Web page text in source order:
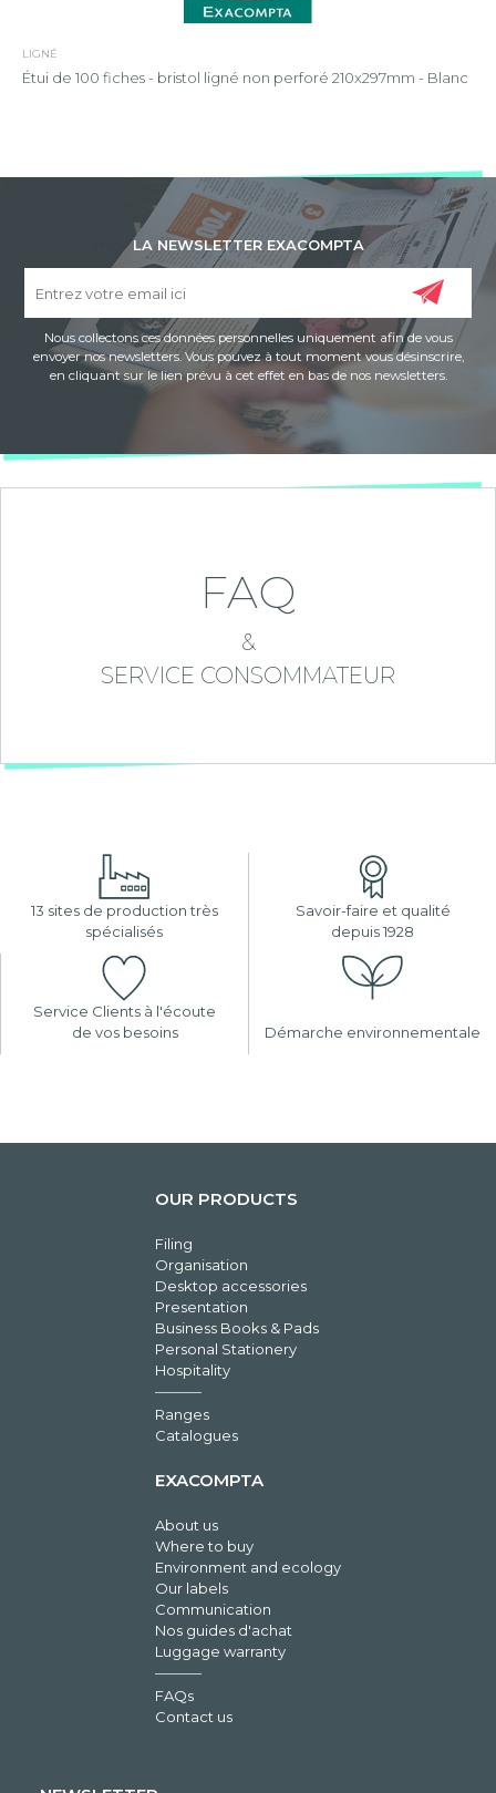
LIGNÉ
Étui de 100 fiches - bristol ligné non perforé 210x297mm - Blanc
LA NEWSLETTER EXACOMPTA
Nous collectons ces données personnelles uniquement afin de vous
envoyer nos newsletters. Vous pouvez à tout moment vous désinscrire,
en cliquant sur le lien prévu à cet effet en bas de nos newsletters.
FAQ
&
SERVICE CONSOMMATEUR
13 sites de production très
spécialisés
Savoir-faire et qualité
depuis 1928
Service Clients à l'écoute
de vos besoins
Démarche environnementale
OUR PRODUCTS
Filing
Organisation
Desktop accessories
Presentation
Business Books & Pads
Personal Stationery
Hospitality
Ranges
Catalogues
EXACOMPTA
About us
Where to buy
Environment and ecology
Our labels
Communication
Nos guides d'achat
Luggage warranty
FAQs
Contact us